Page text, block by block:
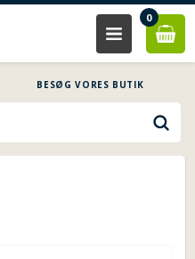
0
BESØG VORES BUTIK